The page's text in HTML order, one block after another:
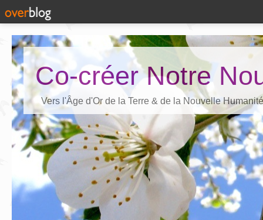
Co-créer Notre
Vers l'Âge d'Or de la Terre & de la Nouvelle Humanité